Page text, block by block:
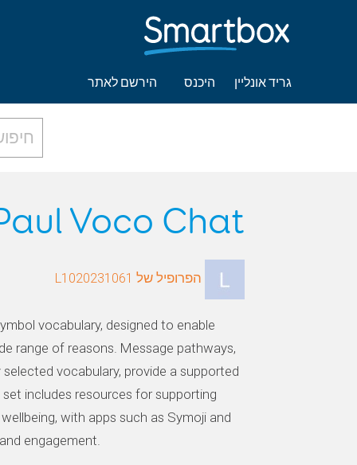
גריד אונליין היכנס הירשם לאתר
Voco Chat
הפרופיל של L1020231061
vocabulary, designed to enable
range of reasons. Message pathways,
vocabulary, provide a supported
includes resources for supporting
with apps such as Symoji and
engagement.